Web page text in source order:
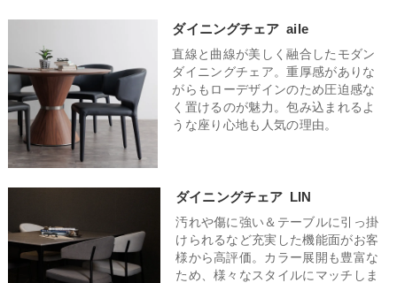
ことで、ありきたりなダイニングをワンランク上のおしゃれな
空間に仕上げてくれます。
納性、そしてどんな人にも快適な座り心地がポイントです。軽
量なポリプロピレンチェアや使わない時に重ねて収納できるス
タッキングチェアがおすすめ。二人暮らしの場合は、省スペー
スを意識しつつも、二人でゆったりとくつろげる空間を作りた
い場合に注目したいポイントです。圧迫感のないスリムなデザ
インや、アームレスのチェアを選ぶと、空間を広く見せる効果
があります。軽やかなデザインや見た目に重たさを感じさせな
い素材を選ぶと、お部屋全体がスッキリします。
気もありながら温かみを感じることができるナチュラルモダン
なテイストにはウォールナットを使用したチェアがおすすめ。
深みのある重厚な雰囲気と木のぬくもりが相俟って、居心地の
良い空間が完成します。素朴で優しい雰囲気を演出してくれる
北欧テイストなダイニングチェアはとても人気で、おしゃれ空
間になること間違いなし。
ダイニングチェア aile
直線と曲線が美しく融合したモダン
ダイニングチェア。重厚感がありな
がらもローデザインのため圧迫感な
く置けるのが魅力。包み込まれるよ
うな座り心地も人気の理由。
ダイニングチェア LIN
汚れや傷に強い＆テーブルに引っ掛
けられるなど充実した機能面がお客
様から高評価。カラー展開も豊富な
ため、様々なスタイルにマッチしま